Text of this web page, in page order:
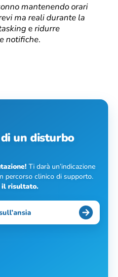
mantenendo orari
ma reali durante la
eridurre
notifiche.
un disturbo
Ti darà un’indicazione
percorso clinico di supporto.
il risultato.